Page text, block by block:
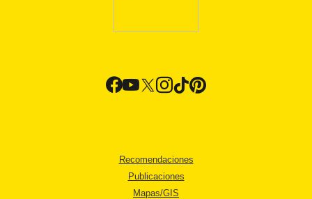
Recomendaciones
Publicaciones
Mapas/GIS